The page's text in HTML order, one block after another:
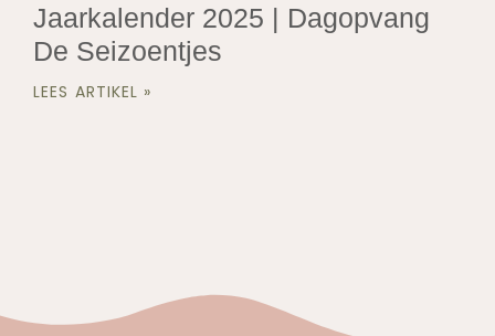
Jaarkalender 2025 | Dagopvang
De Seizoentjes
LEES ARTIKEL »